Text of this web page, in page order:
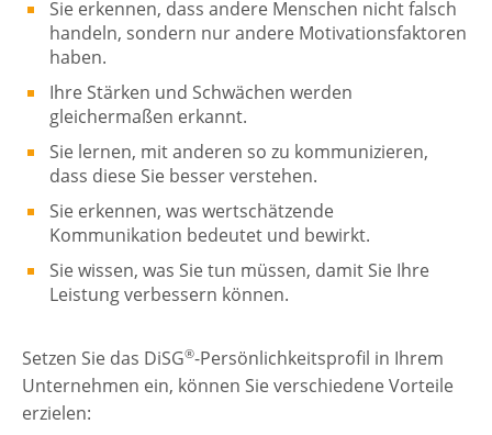
Sie erkennen, dass andere Menschen nicht falsch
handeln, sondern nur andere Motivationsfaktoren
haben.
Ihre Stärken und Schwächen werden
gleichermaßen erkannt.
Sie lernen, mit anderen so zu kommunizieren,
dass diese Sie besser verstehen.
Sie erkennen, was wertschätzende
Kommunikation bedeutet und bewirkt.
Sie wissen, was Sie tun müssen, damit Sie Ihre
Leistung verbessern können.
Setzen Sie das DiSG®-Persönlichkeitsprofil in Ihrem
Unternehmen ein, können Sie verschiedene Vorteile
erzielen: